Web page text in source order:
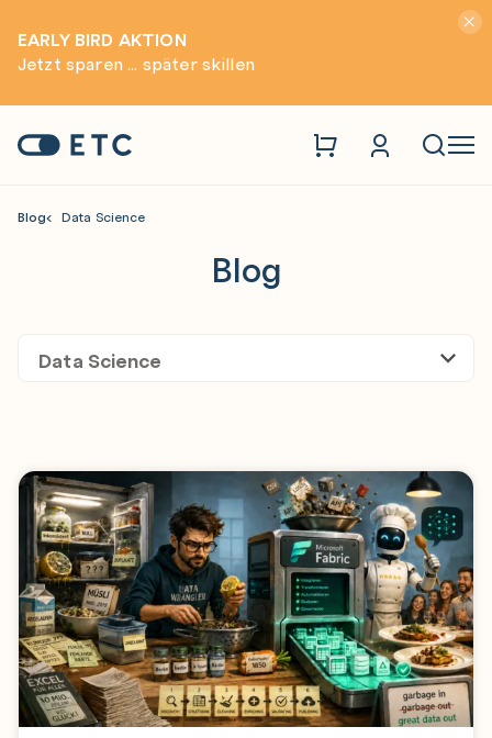
EARLY BIRD AKTION
Jetzt sparen ... später skillen
Startseite: ETC
Blog Data Science
Blog